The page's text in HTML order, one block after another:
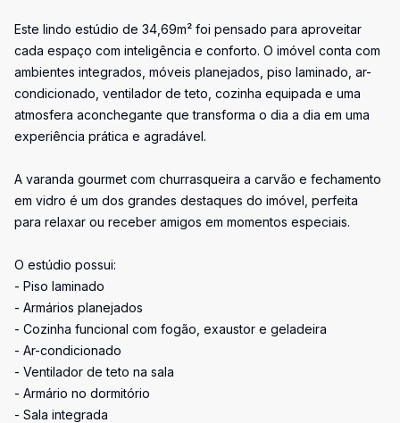
Este lindo estúdio de 34,69m² foi pensado para aproveitar
cada espaço com inteligência e conforto. O imóvel conta com
ambientes integrados, móveis planejados, piso laminado, ar-
condicionado, ventilador de teto, cozinha equipada e uma
atmosfera aconchegante que transforma o dia a dia em uma
experiência prática e agradável.
A varanda gourmet com churrasqueira a carvão e fechamento
em vidro é um dos grandes destaques do imóvel, perfeita
para relaxar ou receber amigos em momentos especiais.
O estúdio possui:
- Piso laminado
- Armários planejados
- Cozinha funcional com fogão, exaustor e geladeira
- Ar-condicionado
- Ventilador de teto na sala
- Armário no dormitório
- Sala integrada